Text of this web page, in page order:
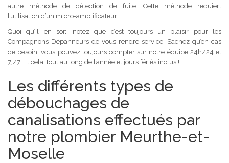
autre méthode de détection de fuite. Cette méthode requiert
l’utilisation d’un micro-amplificateur.
Quoi qu’il en soit, notez que c’est toujours un plaisir pour les
Compagnons Dépanneurs de vous rendre service. Sachez qu’en cas
de besoin, vous pouvez toujours compter sur notre équipe 24h/24 et
7j/7. Et cela, tout au long de l’année et jours fériés inclus !
Les différents types de
débouchages de
canalisations effectués par
notre plombier Meurthe-et-
Moselle